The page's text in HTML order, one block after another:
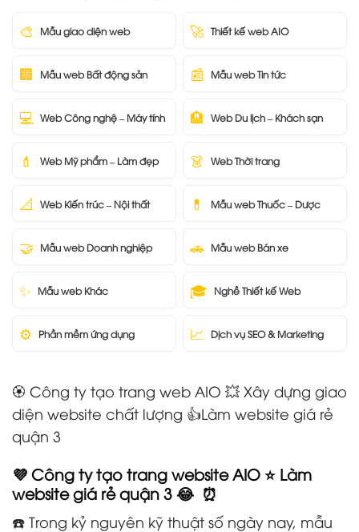
🎨 Mẫu giao diện web 🚀 Thiết kế web AIO
🏢 Mẫu web Bất động sản 📰 Mẫu web Tin tức
💻 Web Công nghệ – Máy tính 🏨 Web Du lịch – Khách sạn
💄 Web Mỹ phẩm – Làm đẹp 👗 Web Thời trang
📐 Web Kiến trúc – Nội thất 💊 Mẫu web Thuốc – Dược
🤝 Mẫu web Doanh nghiệp 🚗 Mẫu web Bán xe
✨ Mẫu web Khác 🎓 Nghề Thiết kế Web
⚙️ Phần mềm ứng dụng 📈 Dịch vụ SEO & Marketing
🏵️ Công ty tạo trang web AIO 💥 Xây dựng giao
diện website chất lượng 👍Làm website giá rẻ
quận 3
💜 Công ty tạo trang website AIO ⭐ Làm
website giá rẻ quận 3 😂 ⏰
☎️ Trong kỷ nguyên kỹ thuật số ngày nay, mẫu